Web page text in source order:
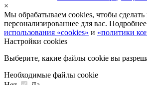
×
Мы обрабатываем cookies, чтобы сделать
персонализированнее для вас.
использования «cookies» и «политики
Настройки cookies
Выберите, какие файлы cookie вы
Необходимые файлы cookie